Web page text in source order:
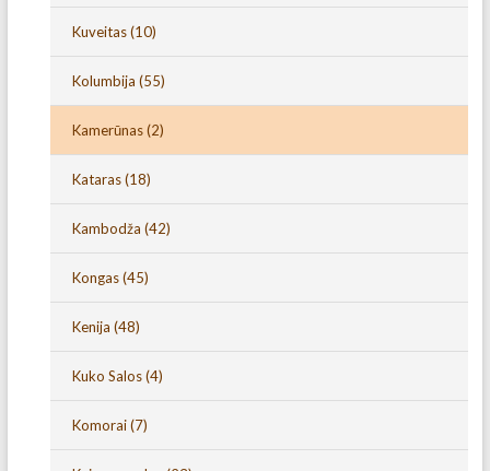
Kuveitas(10)
Kolumbija (55)
Kamerūnas(2)
Kataras(18)
Kambodža (42)
Kongas(45)
Kenija (48)
Kuko Salos(4)
Komorai(7)